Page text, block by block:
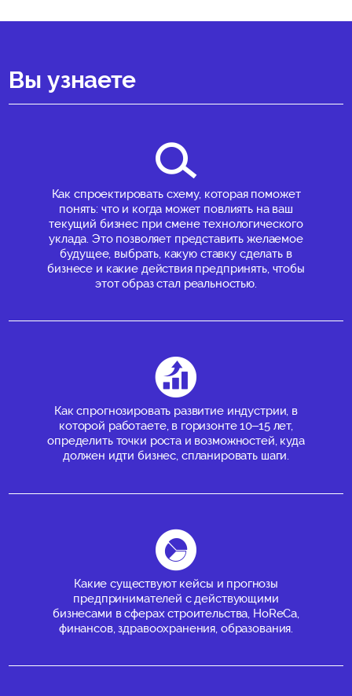
Вы узнаете
Как спроектировать схему, которая поможет
понять: что и когда может повлиять на ваш
текущий бизнес при смене технологического
уклада. Это позволяет представить желаемое
будущее, выбрать, какую ставку сделать в
бизнесе и какие действия предпринять, чтобы
этот образ стал реальностью.
Как спрогнозировать развитие индустрии, в
которой работаете, в горизонте 10–15 лет,
определить точки роста и возможностей, куда
должен идти бизнес, спланировать шаги.
Какие существуют кейсы и прогнозы
предпринимателей с действующими
бизнесами в сферах строительства, HoReCa,
финансов, здравоохранения, образования.